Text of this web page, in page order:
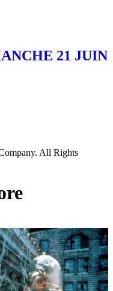
21 JUIN
All Rights